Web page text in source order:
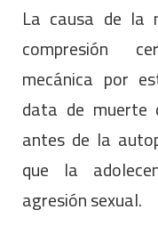
La causa de la
compresión
mecánica por
data de muerte
antes de la
que la
agresión sexual.